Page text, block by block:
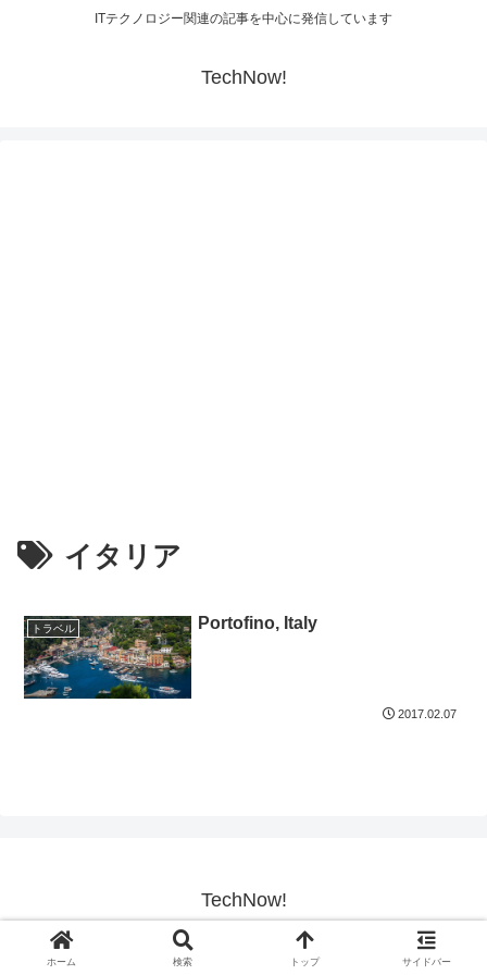
ITテクノロジー関連の記事を中心に発信しています
TechNow!
イタリア
トラベル Portofino, Italy
2017.02.07
TechNow!
© 2017-2026 TechNow!.
ホーム 検索 トップ サイドバー